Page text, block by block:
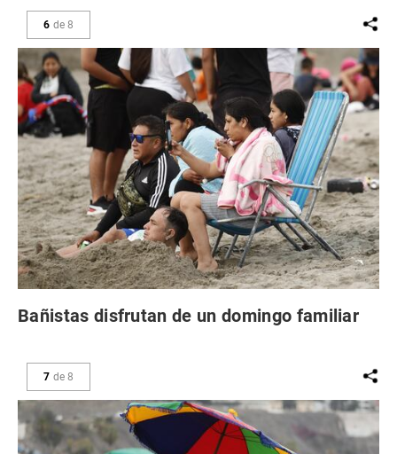
6 de 8
Bañistas disfrutan de un domingo familiar
7 de 8